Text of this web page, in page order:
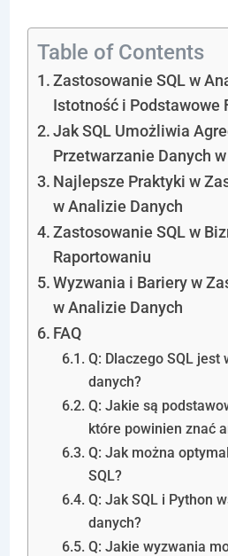
Table of Contents
Zastosowanie SQL w
Istotność i Podstawowe
Jak SQL Umożliwia
Przetwarzanie Danych
Najlepsze Praktyki w
w Analizie Danych
Zastosowanie SQL w
Raportowaniu
Wyzwania i Bariery w
w Analizie Danych
FAQ
Q: Dlaczego SQL
danych?
Q: Jakie są
które powinien znać
Q: Jak można
SQL?
Q: Jak SQL i Python
danych?
Q: Jakie wyzwania